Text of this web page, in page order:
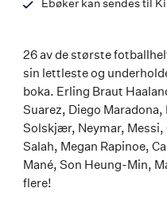
Ebøker kan sendes til
26 av de største
sin lettleste og
boka. Erling Braut
Suarez, Diego
Solskjær, Neymar,
Salah, Megan Rapinoe,
Mané, Son Heung-Min,
flere!